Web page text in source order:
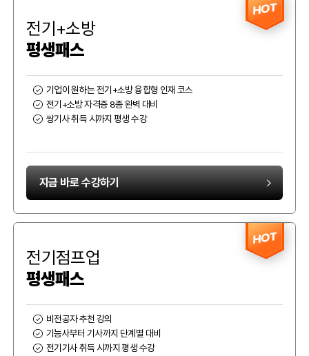
HOT
전기+소방
평생패스
기업이 원하는 전기+소방 융합형 인재 코스
전기+소방 자격증 8종 완벽 대비
쌍기사 취득 시까지 평생 수강
지금 바로 수강하기
HOT
전기점프업
평생패스
비전공자 추천 강의
기능사부터 기사까지 단계별 대비
전기기사 취득 시까지 평생 수강